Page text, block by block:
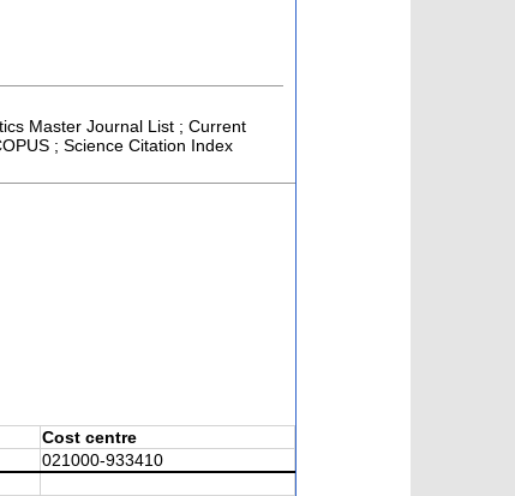
Master Journal List ; Current
; Science Citation Index
Cost centre
021000-933410